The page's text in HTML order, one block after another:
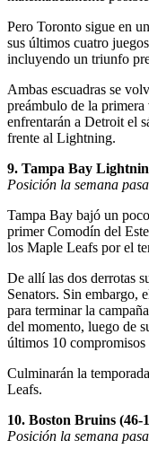
Pero Toronto sigue en
sus últimos cuatro
incluyendo un triunfo
Ambas escuadras se
preámbulo de la
enfrentarán a Detroit el
frente al Lightning.
9. Tampa Bay
Posición la semana
Tampa Bay bajó un
primer Comodín del
los Maple Leafs por el
De allí las dos derrotas
Senators. Sin embargo,
para terminar la
del momento, luego de
últimos 10 compromisos
Culminarán la
Leafs.
10. Boston Bruins (46-
Posición la semana